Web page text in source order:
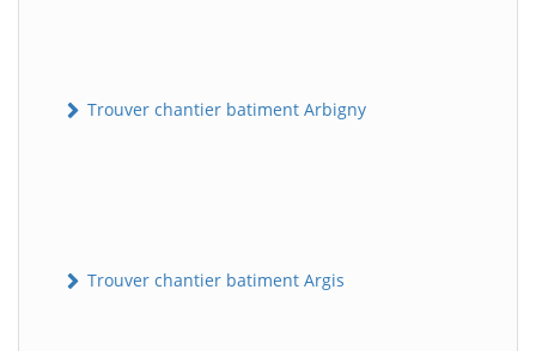
Trouver chantier batiment Arbigny
Trouver chantier batiment Argis